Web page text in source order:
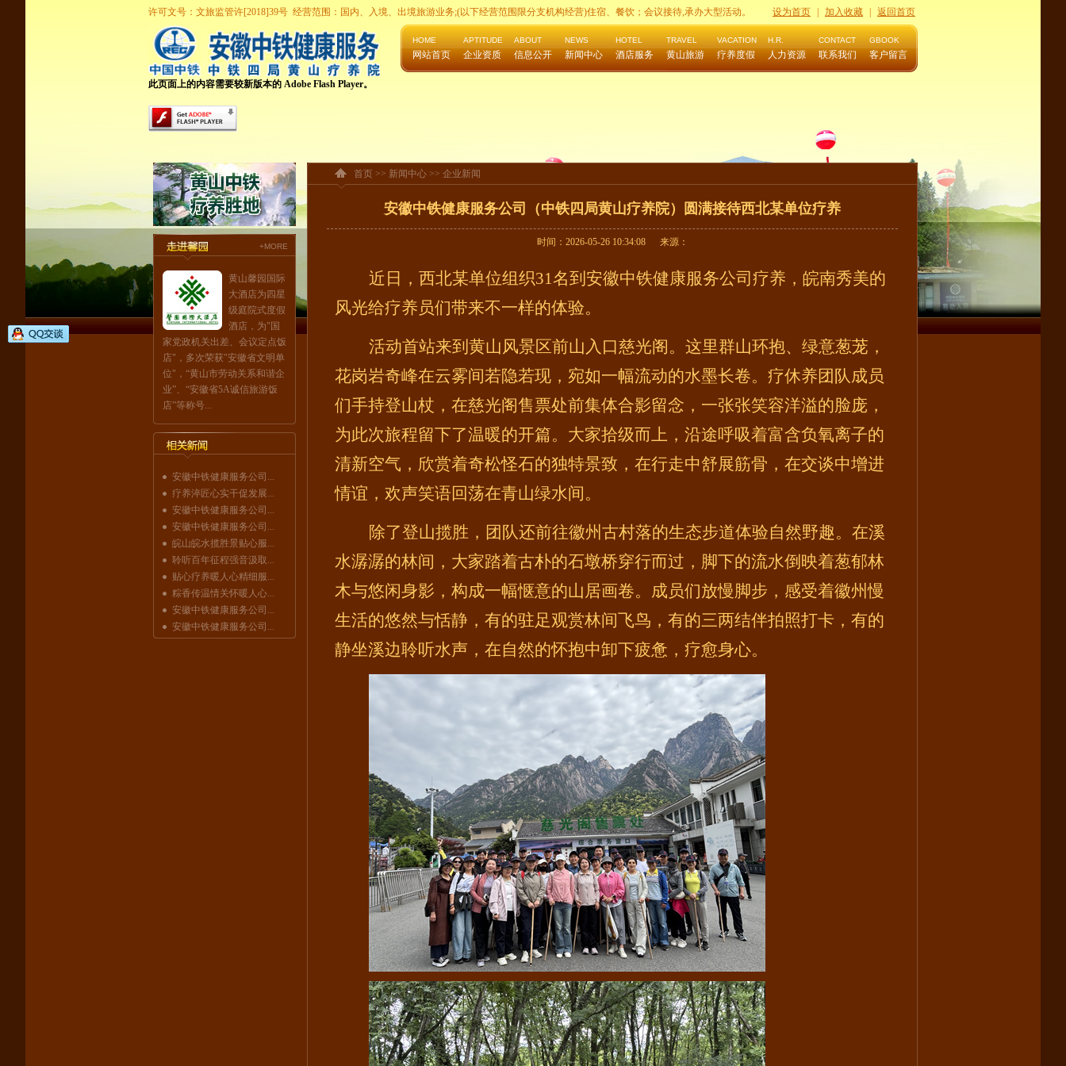
许可文号：文旅监管许[2018]39号 经营范围：国内、入境、出境旅游业务;(以下经营范围限分支机构经营)住宿、餐饮；会议接待,承办大型活动。 设为首页 加入收藏 返回首页
HOME
网站首页
APTITUDE
企业资质
ABOUT
信息公开
NEWS
新闻中心
HOTEL
酒店服务
TRAVEL
黄山旅游
VACATION
疗养度假
H.R.
人力资源
CONTACT
联系我们
GBOOK
客户留言
此页面上的内容需要较新版本的 Adobe Flash Player。
+MORE
黄山馨园国际
大酒店为四星
级庭院式度假
酒店，为"国
家党政机关出差、会议定点饭
店"，多次荣获"安徽省文明单
位"，“黄山市劳动关系和谐企
业”、“安徽省5A诚信旅游饭
店”等称号...
安徽中铁健康服务公司...
疗养淬匠心实干促发展...
安徽中铁健康服务公司...
安徽中铁健康服务公司...
皖山皖水揽胜景贴心服...
聆听百年征程强音汲取...
贴心疗养暖人心精细服...
粽香传温情关怀暖人心...
安徽中铁健康服务公司...
安徽中铁健康服务公司...
首页 >> 新闻中心 >> 企业新闻
安徽中铁健康服务公司（中铁四局黄山疗养院）圆满接待西北某单位疗养
时间：2026-05-26 10:34:08 来源：
近日，西北某单位组织31名到安徽中铁健康服务公司疗养，皖南秀美的
风光给疗养员们带来不一样的体验。
活动首站来到黄山风景区前山入口慈光阁。这里群山环抱、绿意葱茏，
花岗岩奇峰在云雾间若隐若现，宛如一幅流动的水墨长卷。疗休养团队成员
们手持登山杖，在慈光阁售票处前集体合影留念，一张张笑容洋溢的脸庞，
为此次旅程留下了温暖的开篇。大家拾级而上，沿途呼吸着富含负氧离子的
清新空气，欣赏着奇松怪石的独特景致，在行走中舒展筋骨，在交谈中增进
情谊，欢声笑语回荡在青山绿水间。
除了登山揽胜，团队还前往徽州古村落的生态步道体验自然野趣。在溪
水潺潺的林间，大家踏着古朴的石墩桥穿行而过，脚下的流水倒映着葱郁林
木与悠闲身影，构成一幅惬意的山居画卷。成员们放慢脚步，感受着徽州慢
生活的悠然与恬静，有的驻足观赏林间飞鸟，有的三两结伴拍照打卡，有的
静坐溪边聆听水声，在自然的怀抱中卸下疲惫，疗愈身心。